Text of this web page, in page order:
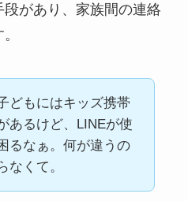
があり、家族間の連絡
どもにはキッズ携帯
あるけど、LINEが使
るなぁ。何が違うの
なくて。